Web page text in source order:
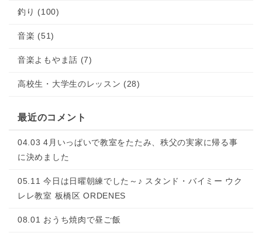
釣り (100)
音楽 (51)
音楽よもやま話 (7)
高校生・大学生のレッスン (28)
最近のコメント
04.03 4月いっぱいで教室をたたみ、秩父の実家に帰る事
に決めました
05.11 今日は日曜朝練でした～♪ スタンド・バイミー ウク
レレ教室 板橋区 ORDENES
08.01 おうち焼肉で昼ご飯